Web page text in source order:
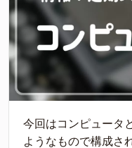
今回はコンピュータ
ようなもので構成さ